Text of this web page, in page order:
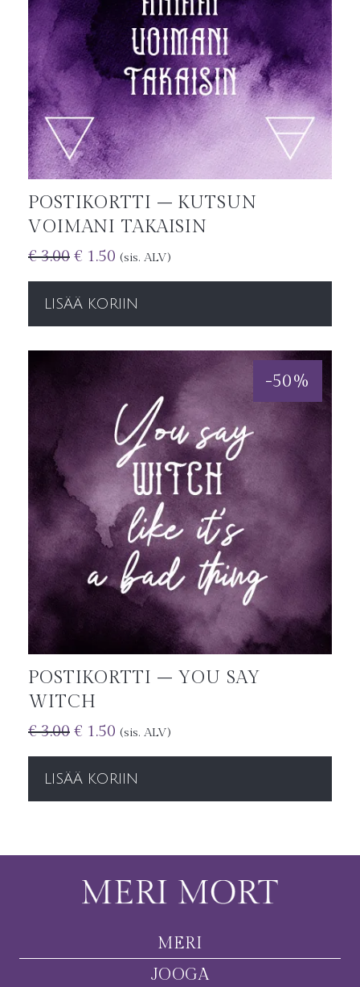
POSTIKORTTI – KUTSUN
VOIMANI TAKAISIN
€3.00 € 1.50 (sis. ALV)
LISÄÄ KORIIN
-50%
POSTIKORTTI – YOU SAY
WITCH
€3.00 € 1.50 (sis. ALV)
LISÄÄ KORIIN
MERI
JOOGA